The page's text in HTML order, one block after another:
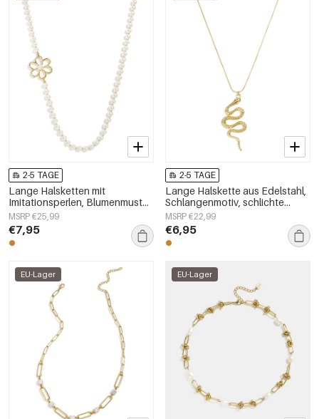
2-5 TAGE
Lange Halsketten mit
Imitationsperlen, Blumenmuster,
schlichte und elegante
Damenschmuckserie
MSRP €25,99
€7,95
2-5 TAGE
Lange Halskette aus Edelstahl,
Schlangenmotiv, schlichte
Alltags-Serie, Damenschmuck
MSRP €22,99
€6,95
EU-Lager EU-Lager